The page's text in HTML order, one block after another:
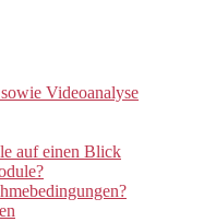
Videoanalyse
auf einen Blick